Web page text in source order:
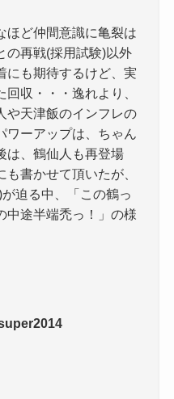
ほど仲間意識に亀裂は
の再戦(採用試験)以外
にも期待するけど、実
収・・・逸れより、
や天津飯のインフレの
ーアップは、ちゃん
は、鶴仙人も再登場
書かせて頂いたが、
迫る中、「この鶴っ
中途半端禿っ！」の様